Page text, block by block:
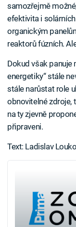
samozřejmě
efektivita i
organickým
reaktorů fúzních.
Dokud však
energetiky“ stále
stále narůstat role
obnovitelné zdroje,
na ty zjevně
připraveni.
Text: Ladislav